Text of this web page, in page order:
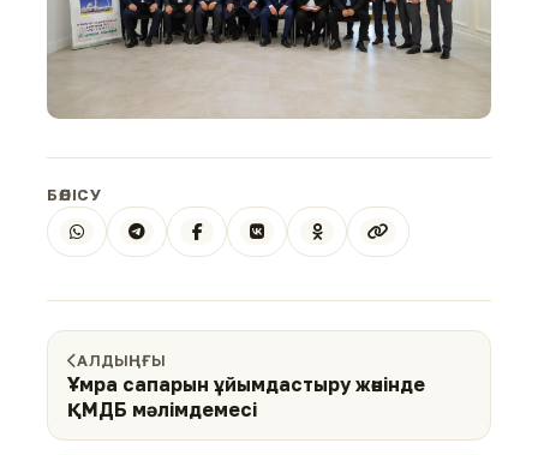
БӨЛІСУ
АЛДЫҢҒЫ
Ұмра сапарын ұйымдастыру жөнінде
ҚМДБ мәлімдемесі